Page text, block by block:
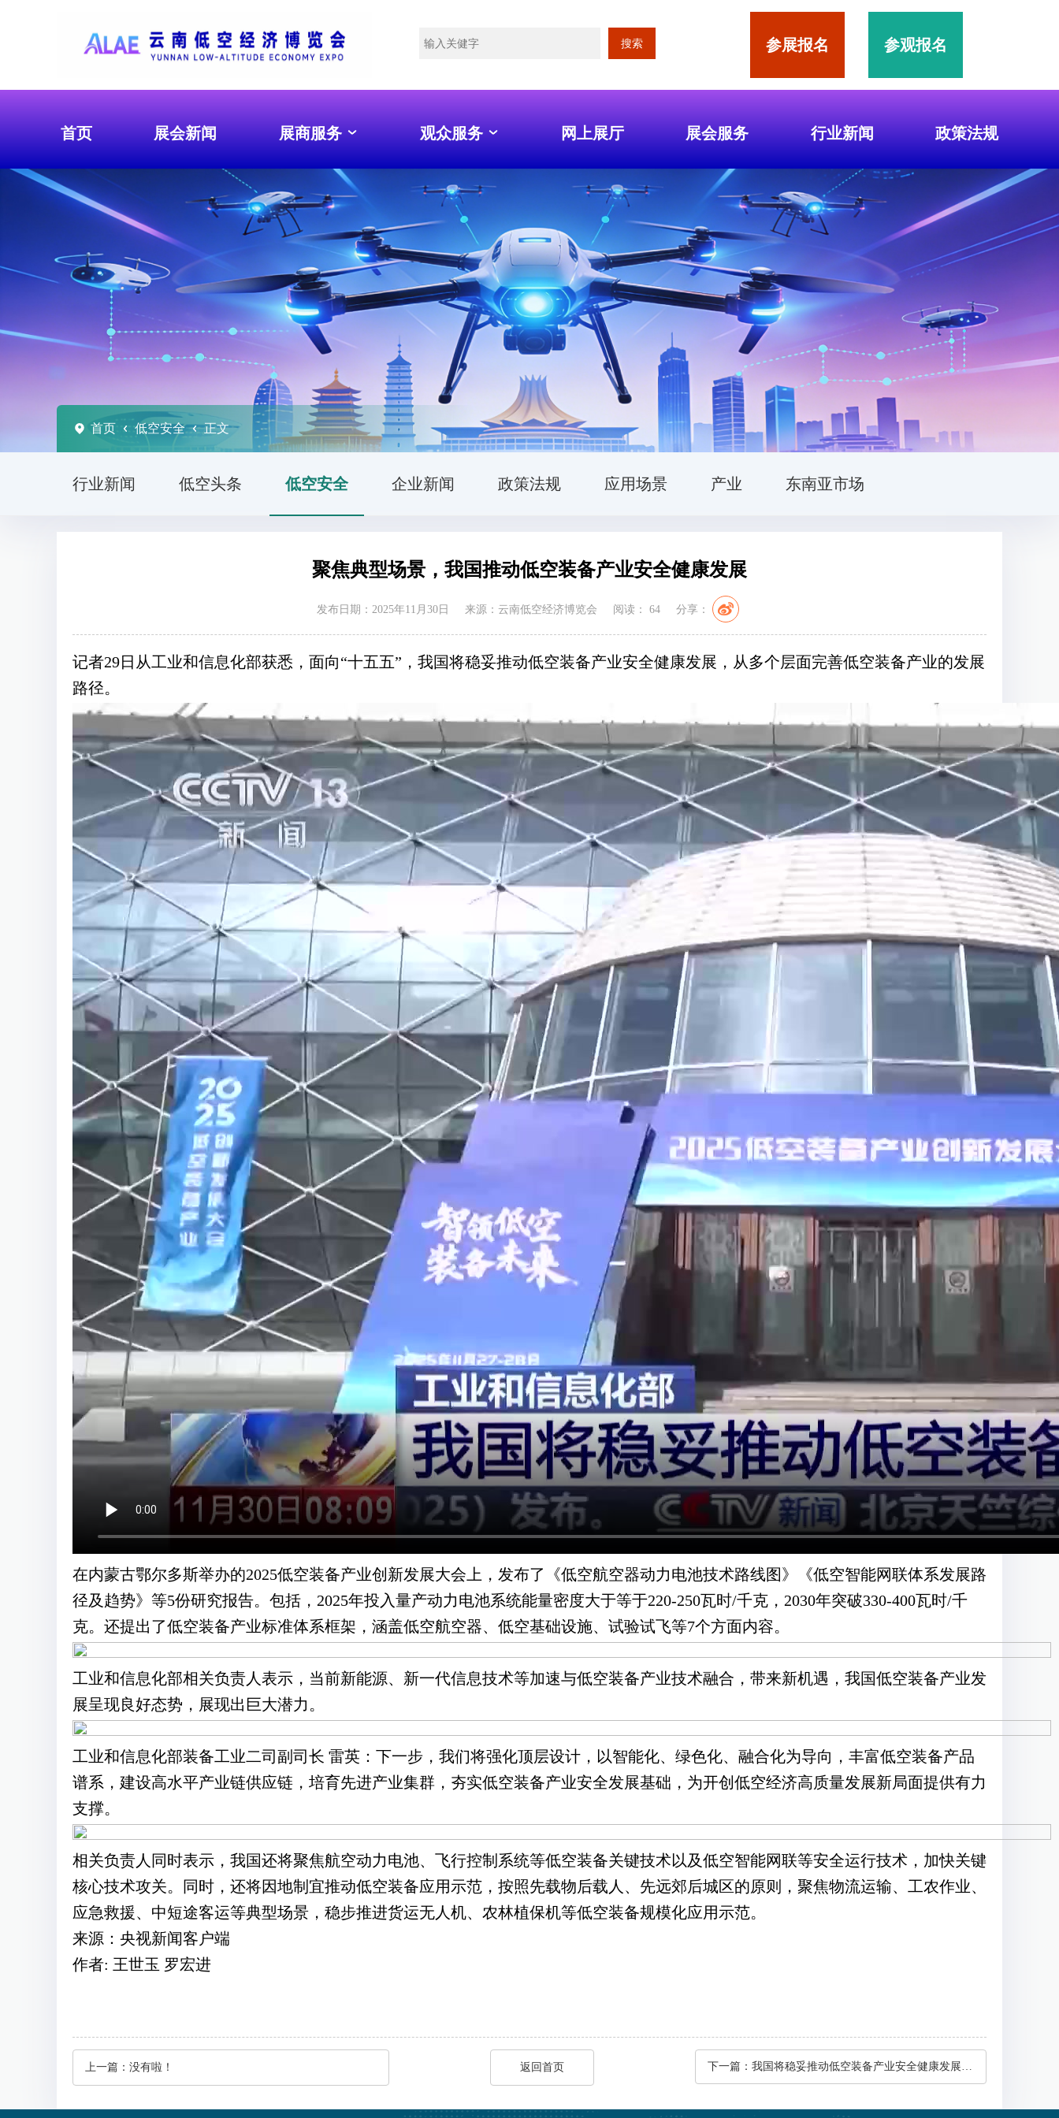
搜索 参展报名 参观报名
首页 展会新闻 展商服务 观众服务 网上展厅 展会服务 行业新闻 政策法规
行业新闻 低空头条 低空安全 企业新闻 政策法规 应用场景 产业 东南亚市场
首页 低空安全 正文
聚焦典型场景，我国推动低空装备产业安全健康发展
发布日期：2025年11月30日 来源：云南低空经济博览会 阅读： 64 分享：
记者29日从工业和信息化部获悉，面向“十五五”，我国将稳妥推动低空装备产业安全健康发展，从多个层面完善低空装备产业的发展
路径。
在内蒙古鄂尔多斯举办的2025低空装备产业创新发展大会上，发布了《低空航空器动力电池技术路线图》《低空智能网联体系发展路
径及趋势》等5份研究报告。包括，2025年投入量产动力电池系统能量密度大于等于220-250瓦时/千克，2030年突破330-400瓦时/千
克。还提出了低空装备产业标准体系框架，涵盖低空航空器、低空基础设施、试验试飞等7个方面内容。
工业和信息化部相关负责人表示，当前新能源、新一代信息技术等加速与低空装备产业技术融合，带来新机遇，我国低空装备产业发
展呈现良好态势，展现出巨大潜力。
工业和信息化部装备工业二司副司长 雷英： 下一步，我们将强化顶层设计，以智能化、绿色化、融合化为导向，丰富低空装备产品
谱系，建设高水平产业链供应链，培育先进产业集群，夯实低空装备产业安全发展基础，为开创低空经济高质量发展新局面提供有力
支撑。
相关负责人同时表示，我国还将聚焦航空动力电池、飞行控制系统等低空装备关键技术以及低空智能网联等安全运行技术，加快关键
核心技术攻关。同时，还将因地制宜推动低空装备应用示范，按照先载物后载人、先远郊后城区的原则，聚焦物流运输、工农作业、
应急救援、中短途客运等典型场景，稳步推进货运无人机、农林植保机等低空装备规模化应用示范。
来源：央视新闻客户端
作者: 王世玉 罗宏进
上一篇： 没有啦！ 返回首页 下一篇： 我国将稳妥推动低空装备产业安全健康发展 “多点发力”完善发展路径